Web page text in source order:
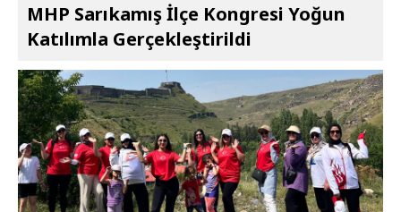
MHP Sarıkamış İlçe Kongresi Yoğun
Katılımla Gerçekleştirildi